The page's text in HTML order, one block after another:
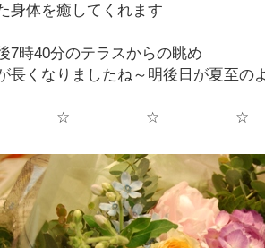
身体を癒してくれます
7時40分のテラスからの眺め
長くなりましたね～明後日が夏至の
☆ ☆